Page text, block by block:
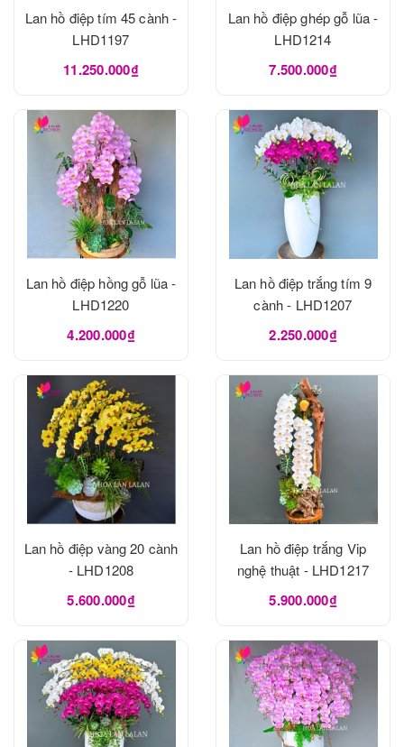
Lan hồ điệp tím 45 cành -
LHD1197
11.250.000₫
Lan hồ điệp ghép gỗ lũa -
LHD1214
7.500.000₫
Lan hồ điệp hồng gỗ lũa -
LHD1220
4.200.000₫
Lan hồ điệp trắng tím 9
cành - LHD1207
2.250.000₫
Lan hồ điệp vàng 20 cành
- LHD1208
5.600.000₫
Lan hồ điệp trắng Vip
nghệ thuật - LHD1217
5.900.000₫